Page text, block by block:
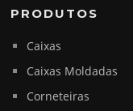
PRODUTOS
Caixas
Caixas Moldadas
Corneteiras